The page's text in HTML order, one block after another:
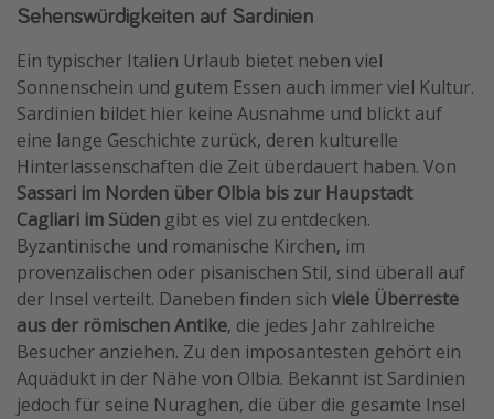
Sehenswürdigkeiten auf Sardinien
Ein typischer Italien Urlaub bietet neben viel
Sonnenschein und gutem Essen auch immer viel Kultur.
Sardinien bildet hier keine Ausnahme und blickt auf
eine lange Geschichte zurück, deren kulturelle
Hinterlassenschaften die Zeit überdauert haben. Von
Sassari im Norden über Olbia bis zur Haupstadt
Cagliari im Süden gibt es viel zu entdecken.
Byzantinische und romanische Kirchen, im
provenzalischen oder pisanischen Stil, sind überall auf
der Insel verteilt. Daneben finden sich viele Überreste
aus der römischen Antike, die jedes Jahr zahlreiche
Besucher anziehen. Zu den imposantesten gehört ein
Aquädukt in der Nähe von Olbia. Bekannt ist Sardinien
jedoch für seine Nuraghen, die über die gesamte Insel